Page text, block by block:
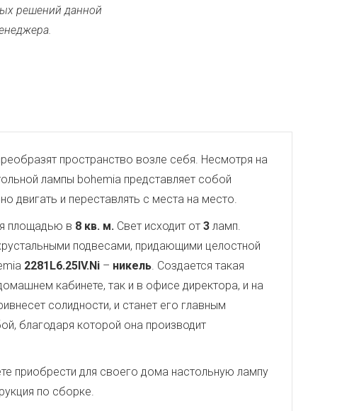
решений данной
пространство возле себя. Несмотря на
лампы bohemia представляет собой
двигать и переставлять с места на место.
площадью в 8 кв. м. Свет исходит от 3 ламп.
подвесами, придающими целостной
2281L6.25IV.Ni – никель. Создается такая
кабинете, так и в офисе директора, и на
солидности, и станет его главным
благодаря которой она производит
приобрести для своего дома настольную лампу
по сборке.